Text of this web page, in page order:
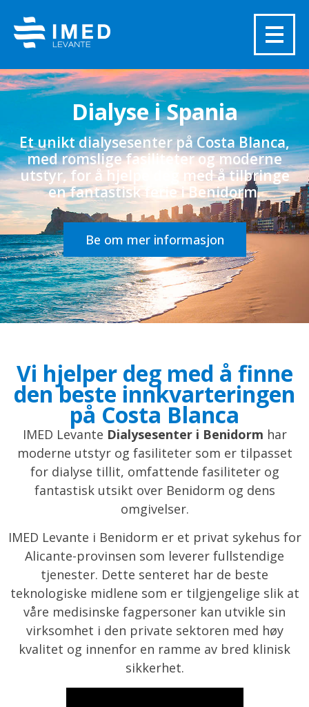
Dialyse i Spania
Et unikt dialysesenter på Costa Blanca,
med romslige fasiliteter og moderne
utstyr, for å hjelpe deg med å tilbringe
en fantastisk ferie i Benidorm.
Be om mer informasjon
Vi hjelper deg med å finne
den beste innkvarteringen
på Costa Blanca
IMED Levante Dialysesenter i Benidorm har
moderne utstyr og fasiliteter som er tilpasset
for dialyse tillit, omfattende fasiliteter og
fantastisk utsikt over Benidorm og dens
omgivelser.
IMED Levante i Benidorm er et privat sykehus for
Alicante-provinsen som leverer fullstendige
tjenester. Dette senteret har de beste
teknologiske midlene som er tilgjengelige slik at
våre medisinske fagpersoner kan utvikle sin
virksomhet i den private sektoren med høy
kvalitet og innenfor en ramme av bred klinisk
sikkerhet.